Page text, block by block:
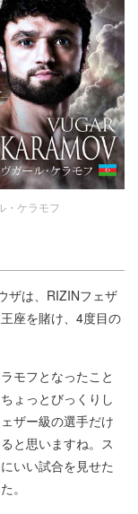
・ケラモフ
ザは、RIZINフェザ
座を賭け、4度目の
モフとなったこと
ょっとびっくりし
ザー級の選手だけ
と思いますね。ス
いい試合を見せた
。